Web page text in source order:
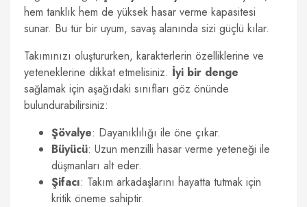
hem tanklık hem de yüksek hasar verme kapasitesi
sunar. Bu tür bir uyum, savaş alanında sizi güçlü kılar.
Takımınızı oluştururken, karakterlerin özelliklerine ve
yeteneklerine dikkat etmelisiniz. İyi bir denge
sağlamak için aşağıdaki sınıfları göz önünde
bulundurabilirsiniz:
Şövalye: Dayanıklılığı ile öne çıkar.
Büyücü: Uzun menzilli hasar verme yeteneği ile
düşmanları alt eder.
Şifacı: Takım arkadaşlarını hayatta tutmak için
kritik öneme sahiptir.